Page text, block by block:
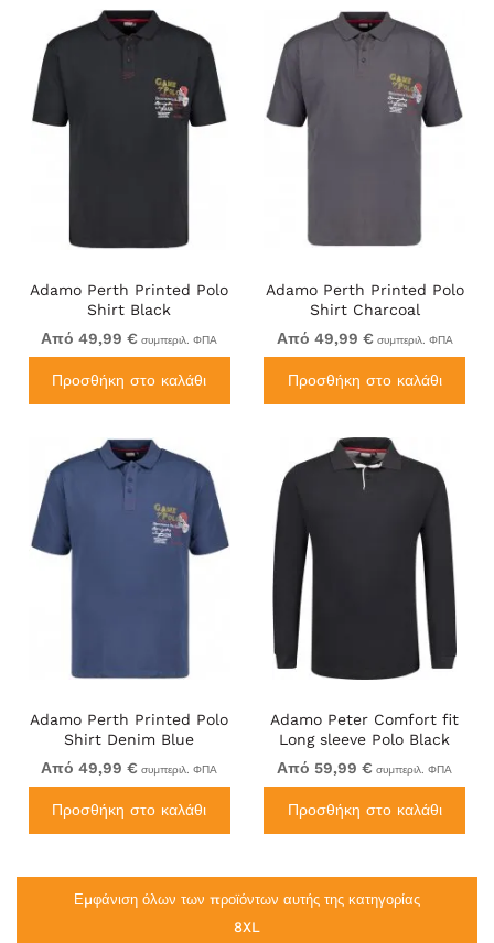
Adamo Perth Printed Polo
Shirt Black
Από 49,99 € συμπεριλ. ΦΠΑ
Προσθήκη στο καλάθι
Adamo Perth Printed Polo
Shirt Charcoal
Από 49,99 € συμπεριλ. ΦΠΑ
Προσθήκη στο καλάθι
Adamo Perth Printed Polo
Shirt Denim Blue
Από 49,99 € συμπεριλ. ΦΠΑ
Προσθήκη στο καλάθι
Adamo Peter Comfort fit
Long sleeve Polo Black
Από 59,99 € συμπεριλ. ΦΠΑ
Προσθήκη στο καλάθι
Εμφάνιση όλων των προϊόντων αυτής της κατηγορίας
8XL